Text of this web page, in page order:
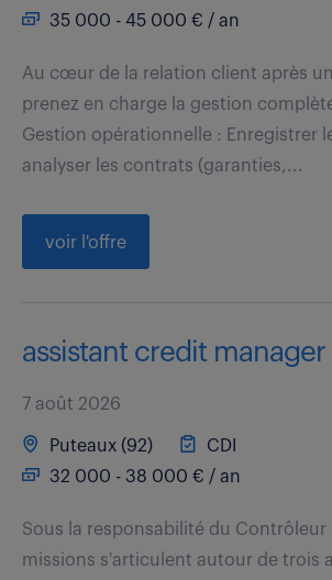
35 000 - 45 000 € / an
Au cœur de la relation client après
prenez en charge la gestion
Gestion opérationnelle : Enregistrer
analyser les contrats (garanties,...
voir l'offre
assistant credit manager
7 août 2026
Puteaux (92)
CDI
32 000 - 38 000 € / an
Sous la responsabilité du Contrôleur
missions s'articulent autour de trois